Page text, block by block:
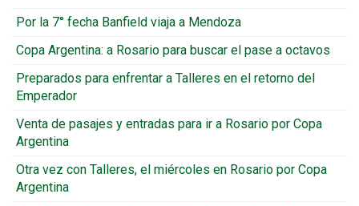
Por la 7° fecha Banfield viaja a Mendoza
Copa Argentina: a Rosario para buscar el pase a octavos
Preparados para enfrentar a Talleres en el retorno del
Emperador
Venta de pasajes y entradas para ir a Rosario por Copa
Argentina
Otra vez con Talleres, el miércoles en Rosario por Copa
Argentina